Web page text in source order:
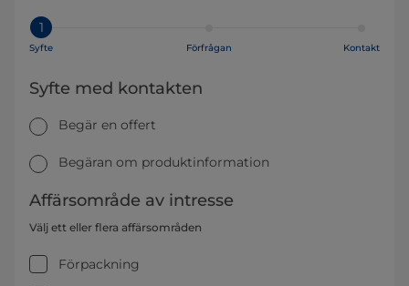
1
Syfte Förfrågan Kontakt
Syfte med kontakten
Begär en offert
Begäran om produktinformation
Affärsområde av intresse
Välj ett eller flera affärsområden
Förpackning